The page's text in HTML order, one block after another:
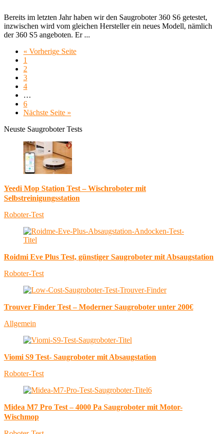
Bereits im letzten Jahr haben wir den Saugroboter 360 S6 getestet,
inzwischen wird vom gleichen Hersteller ein neues Modell, nämlich
der 360 S5 angeboten. Er ...
« Vorherige Seite
1
2
3
4
…
6
Nächste Seite »
Neuste Saugroboter Tests
Yeedi Mop Station Test – Wischroboter mit
Selbstreinigungsstation
Roboter-Test
Roidmi Eve Plus Test, günstiger Saugroboter mit Absaugstation
Roboter-Test
Trouver Finder Test – Moderner Saugroboter unter 200€
Allgemein
Viomi S9 Test- Saugroboter mit Absaugstation
Roboter-Test
Midea M7 Pro Test – 4000 Pa Saugroboter mit Motor-
Wischmop